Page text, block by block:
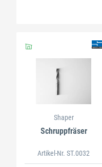
Shaper
Schruppfräser
Artikel-Nr. ST.0032